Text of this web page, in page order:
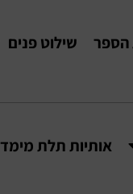
הספר שילוט פנים
אותיות תלת מימד